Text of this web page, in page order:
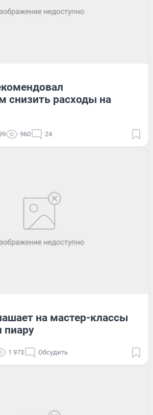
снизить расходы на
960 24
на мастер-классы
пиару
1 973 Обсудить